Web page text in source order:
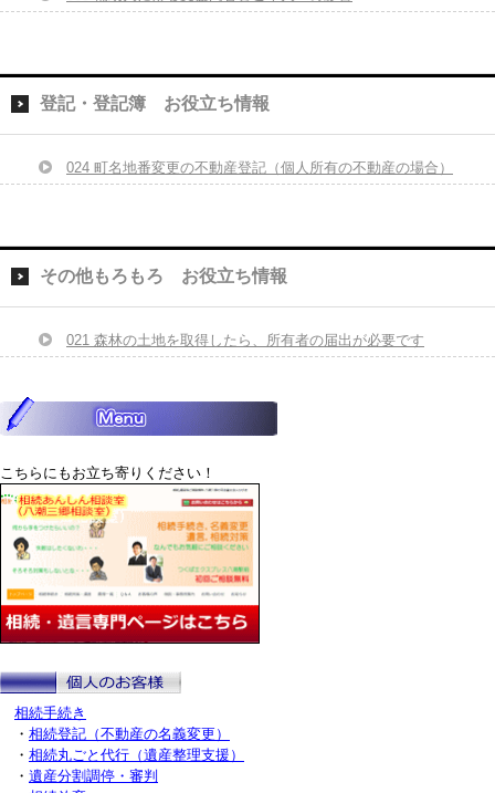
登記・登記簿 お役立ち情報
024 町名地番変更の不動産登記（個人所有の不動産の場合）
その他もろもろ お役立ち情報
021 森林の土地を取得したら、所有者の届出が必要です
こちらにもお立ち寄りください！
相続手続き
・ 相続登記（不動産の名義変更）
・ 相続丸ごと代行（遺産整理支援）
・ 遺産分割調停・審判